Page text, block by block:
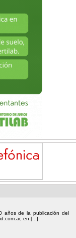
años de la publicación del
en [...]